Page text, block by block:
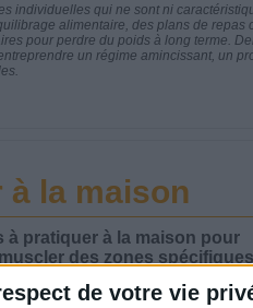
de votre vie
individuelles qui ne sont ni
alimentaire, des plans de repas
pour perdre du poids à long terme.
un régime amincissant, un
la maison
à pratiquer à la maison pour
des zones